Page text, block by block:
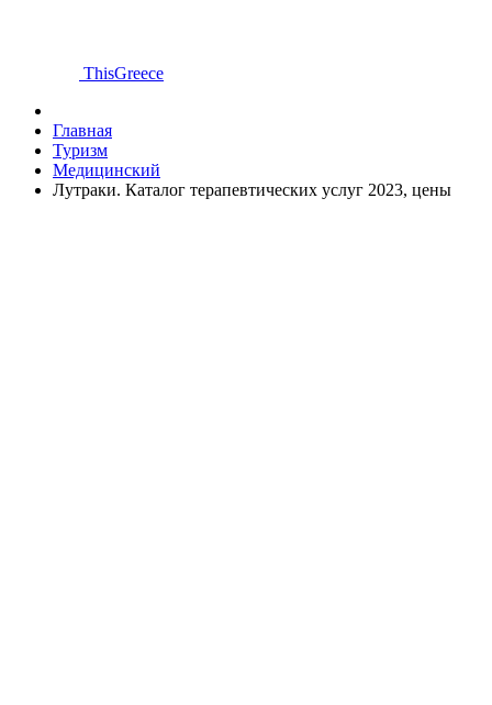
ThisGreece
Главная
Туризм
Медицинский
Лутраки. Каталог терапевтических услуг 2023, цены